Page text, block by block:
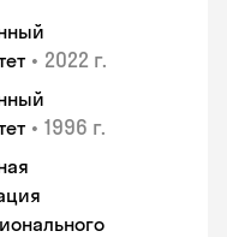
• 2022 г.
• 1996 г.